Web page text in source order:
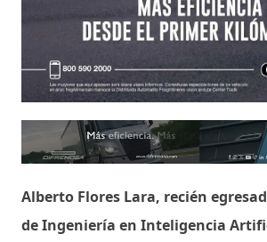
Alberto Flores Lara, recién
de Ingeniería en Inteligencia